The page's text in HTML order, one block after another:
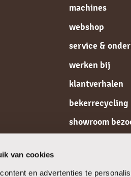
van cookies
en advertenties te
machines
webshop
service &
werken bij
klantverhalen
bekerrecycling
showroom